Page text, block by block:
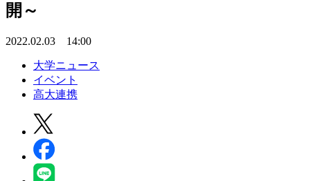
開～
2022.02.03 14:00
大学ニュース
イベント
高大連携